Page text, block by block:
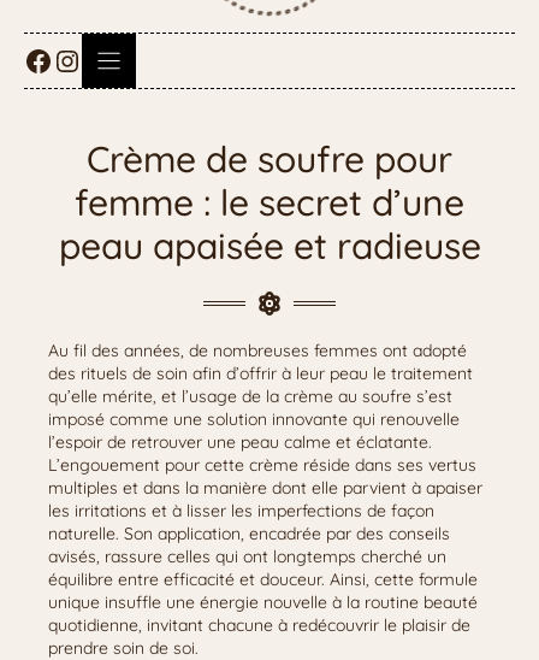
Crème de soufre pour
femme : le secret d’une
peau apaisée et radieuse
Au fil des années, de nombreuses femmes ont adopté
des rituels de soin afin d’offrir à leur peau le traitement
qu’elle mérite, et l’usage de la crème au soufre s’est
imposé comme une solution innovante qui renouvelle
l’espoir de retrouver une peau calme et éclatante.
L’engouement pour cette crème réside dans ses vertus
multiples et dans la manière dont elle parvient à apaiser
les irritations et à lisser les imperfections de façon
naturelle. Son application, encadrée par des conseils
avisés, rassure celles qui ont longtemps cherché un
équilibre entre efficacité et douceur. Ainsi, cette formule
unique insuffle une énergie nouvelle à la routine beauté
quotidienne, invitant chacune à redécouvrir le plaisir de
prendre soin de soi.